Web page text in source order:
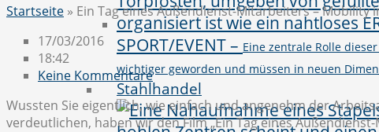
SPORT/EVENT– Eine zentrale Rolle
wichtiger geworden und müssen in neuen
Stahlhandel
Startseite » Ein Tag eines Außendienst-Mitarbeiters – Mobility
17/03/2016
18:42
Keine Kommentare
Wussten Sie eigentlich, wie einfach und angenehm der
verdeutlichen, haben wir den Film „Ein Tag eines